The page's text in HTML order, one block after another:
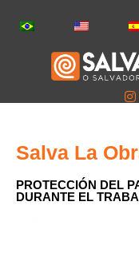
Salva La
PROTECCIÓN DEL
DURANTE EL